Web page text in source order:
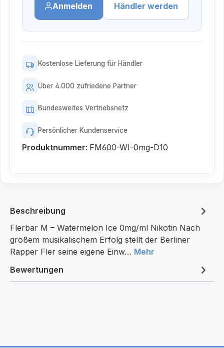
Anmelden Händler werden
Kostenlose Lieferung für Händler
Über 4.000 zufriedene Partner
Bundesweites Vertriebsnetz
Persönlicher Kundenservice
Produktnummer: FM600-WI-0mg-D10
Beschreibung
Flerbar M – Watermelon Ice 0mg/ml Nikotin Nach
großem musikalischem Erfolg stellt der Berliner
Rapper Fler seine eigene Einw… Mehr
Bewertungen